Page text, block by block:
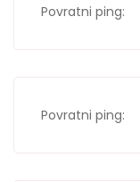
Povratni ping:
Povratni ping: